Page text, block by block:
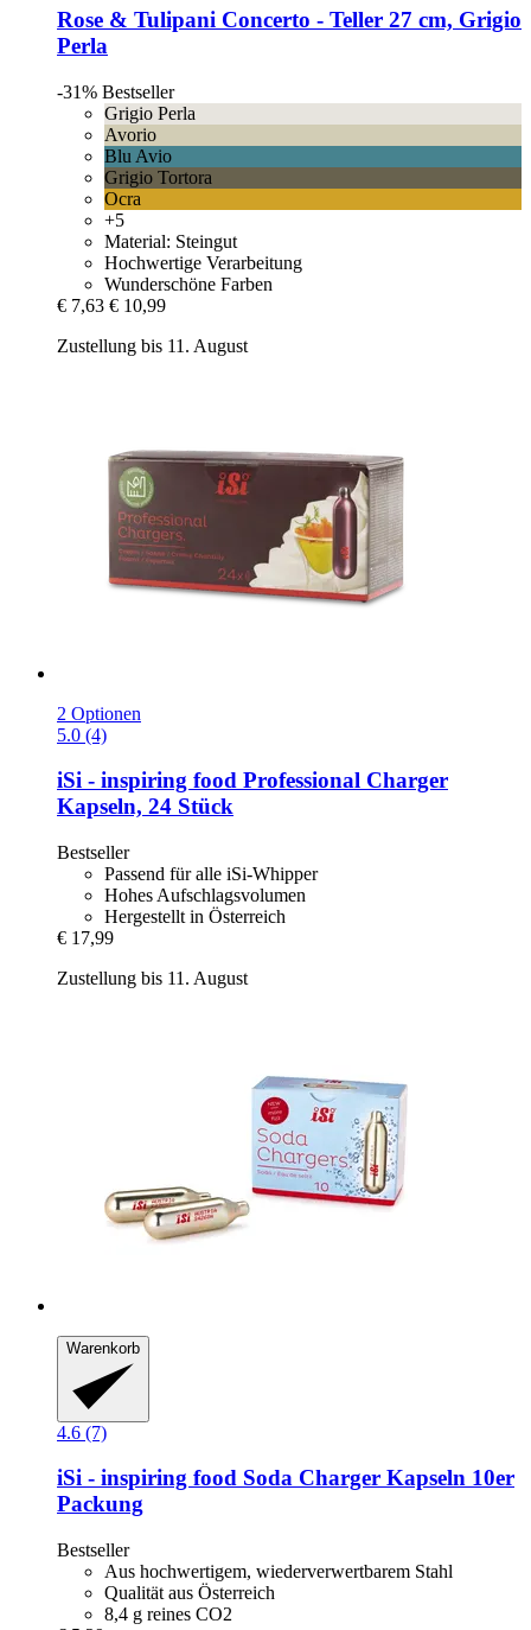
Rose & Tulipani Concerto -​ Teller 27 cm, Grigio
Perla
-31% Bestseller
Grigio Perla
Avorio
Blu Avio
Grigio Tortora
Ocra
+5
Material: Steingut
Hochwertige Verarbeitung
Wunderschöne Farben
€ 7,63 € 10,99
Zustellung bis 11. August
2 Optionen
5.0 (4)
iSi - inspiring food Professional Charger
Kapseln, 24 Stück
Bestseller
Passend für alle iSi-Whipper
Hohes Aufschlagsvolumen
Hergestellt in Österreich
€ 17,99
Zustellung bis 11. August
Warenkorb
4.6 (7)
iSi - inspiring food Soda Charger Kapseln 10er
Packung
Bestseller
Aus hochwertigem, wiederverwertbarem Stahl
Qualität aus Österreich
8,4 g reines CO2